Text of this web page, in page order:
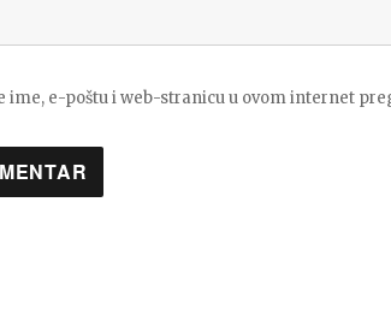
ime, e-poštu i web-stranicu u ovom internet